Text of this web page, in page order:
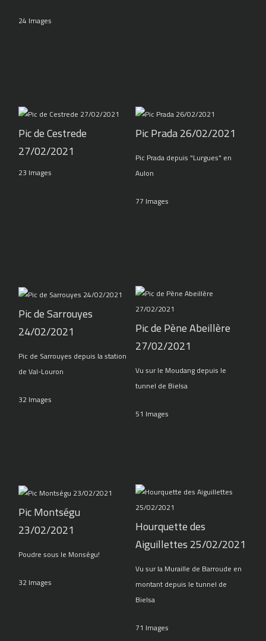
24 Images
Pic de Cestrede
27/02/2021
23 Images
Pic Prada 26/02/2021
Pic Prada depuis "Lurgues" en
Aulon
77 Images
Pic de Sarrouyes
24/02/2021
Pic de Sarrouyes depuis la station
de Val-Louron
32 Images
Pic de Pène Abeillère
27/02/2021
Vu sur le Moudang depuis le
tunnel de Bielsa
51 Images
Pic Montségu
23/02/2021
Poudre sous le Monségu!
32 Images
Hourquette des
Aiguillettes 25/02/2021
Vu sur la Muraille de Barroude en
montant depuis le tunnel de
Bielsa
71 Images